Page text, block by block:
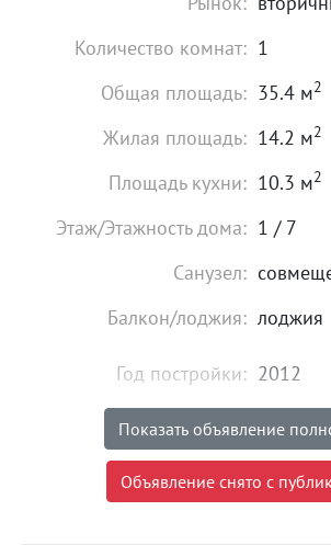
Количество комнат: 1
Общая площадь: 35.4 м2
Жилая площадь: 14.2 м2
Площадь кухни: 10.3 м2
Этаж/Этажность дома: 1 / 7
Санузел:
Балкон/лоджия: лоджия
Год постройки: 2012
Состояние:
Цена: 3 800
Показать объявление
Объявление снято с